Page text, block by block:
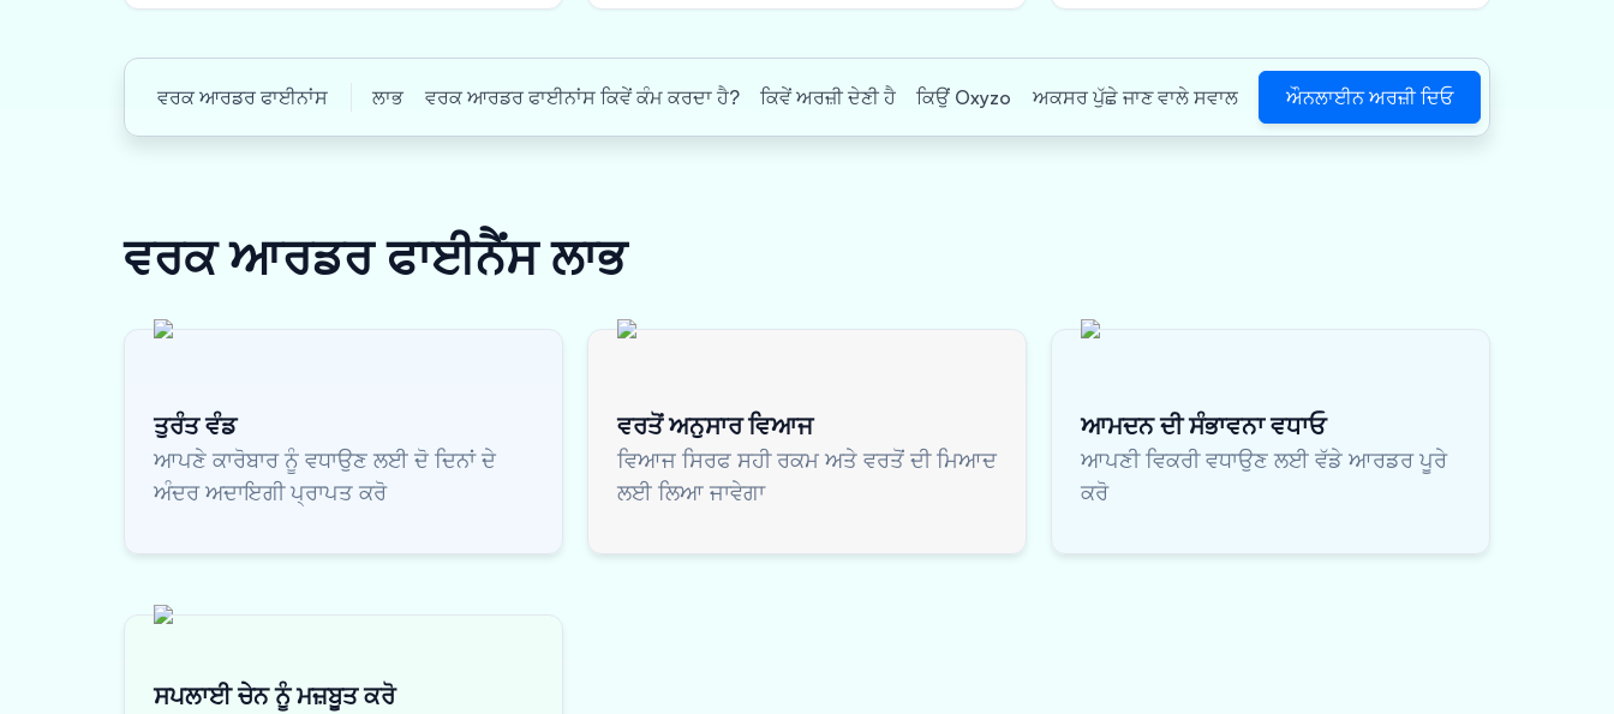
ਵਰਕ ਆਰਡਰ ਫਾਈਨਾਂਸ ਲਾਭ ਵਰਕ ਆਰਡਰ ਫਾਈਨਾਂਸ ਕਿਵੇਂ ਕੰਮ ਕਰਦਾ ਹੈ? ਕਿਵੇਂ ਅਰਜ਼ੀ ਦੇਣੀ ਹੈ ਕਿਉਂ Oxyzo ਅਕਸਰ ਪੁੱਛੇ ਜਾਣ ਵਾਲੇ ਸਵਾਲ ਔਨਲਾਈਨ ਅਰਜ਼ੀ ਦਿਓ
ਵਰਕ ਆਰਡਰ ਫਾਈਨੈਂਸਲਾਭ
ਤੁਰੰਤ ਵੰਡ
ਆਪਣੇ ਕਾਰੋਬਾਰ ਨੂੰ ਵਧਾਉਣ ਲਈ ਦੋ ਦਿਨਾਂ ਦੇ
ਅੰਦਰ ਅਦਾਇਗੀ ਪ੍ਰਾਪਤ ਕਰੋ
ਵਰਤੋਂ ਅਨੁਸਾਰ ਵਿਆਜ
ਵਿਆਜ ਸਿਰਫ ਸਹੀ ਰਕਮ ਅਤੇ ਵਰਤੋਂ ਦੀ ਮਿਆਦ
ਲਈ ਲਿਆ ਜਾਵੇਗਾ
ਆਮਦਨ ਦੀ ਸੰਭਾਵਨਾ ਵਧਾਓ
ਆਪਣੀ ਵਿਕਰੀ ਵਧਾਉਣ ਲਈ ਵੱਡੇ ਆਰਡਰ ਪੂਰੇ
ਕਰੋ
ਸਪਲਾਈ ਚੇਨ ਨੂੰ ਮਜ਼ਬੂਤ ਕਰੋ